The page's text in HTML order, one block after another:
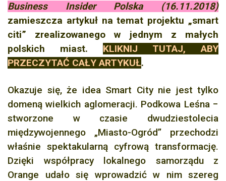
Business Insider Polska (16.11.2018)
zamieszcza artykuł na temat projektu „smart
citi” zrealizowanego w jednym z małych
polskich miast. KLIKNIJ TUTAJ, ABY
PRZECZYTAĆ CAŁY ARTYKUŁ.
Okazuje się, że idea Smart City nie jest tylko
domeną wielkich aglomeracji. Podkowa Leśna −
stworzone w czasie dwudziestolecia
międzywojennego „Miasto-Ogród” przechodzi
właśnie spektakularną cyfrową transformację.
Dzięki współpracy lokalnego samorządu z
Orange udało się wprowadzić w nim szereg